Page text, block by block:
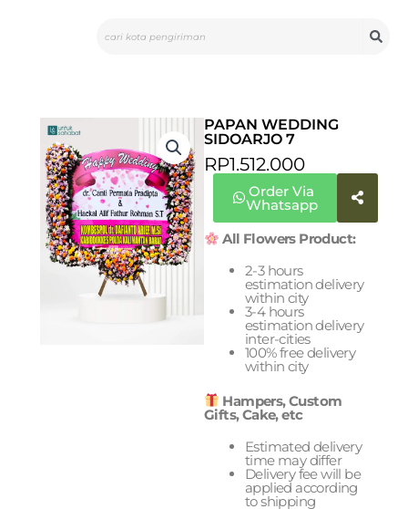
PAPAN WEDDING
SIDOARJO 7
RP1.512.000
Order Via
Whatsapp
All Flowers Product:
2-3 hours
estimation delivery
within city
3-4 hours
estimation delivery
inter-cities
100% free delivery
within city
Hampers, Custom
Gifts, Cake, etc
Estimated delivery
time may differ
Delivery fee will be
applied according
to shipping